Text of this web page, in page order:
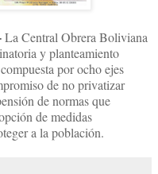
La Central Obrera Boliviana
y planteamiento
por ocho ejes
de no privatizar
de normas que
de medidas
a la población.